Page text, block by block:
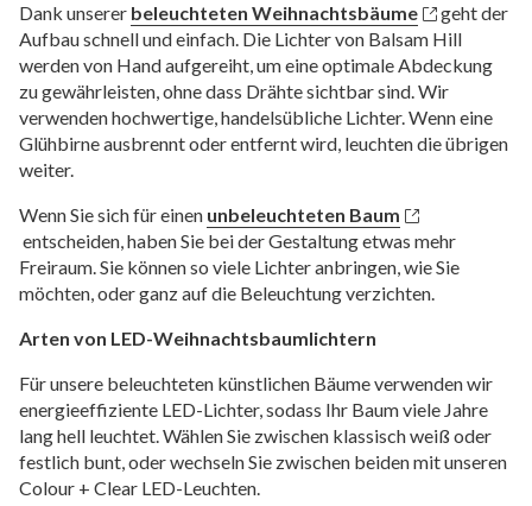
Dank unserer beleuchteten Weihnachtsbäume
geht der
Aufbau schnell und einfach. Die Lichter von Balsam Hill
werden von Hand aufgereiht, um eine optimale Abdeckung
zu gewährleisten, ohne dass Drähte sichtbar sind. Wir
verwenden hochwertige, handelsübliche Lichter. Wenn eine
Glühbirne ausbrennt oder entfernt wird, leuchten die übrigen
weiter.
Wenn Sie sich für einen unbeleuchteten Baum
entscheiden, haben Sie bei der Gestaltung etwas mehr
Freiraum. Sie können so viele Lichter anbringen, wie Sie
möchten, oder ganz auf die Beleuchtung verzichten.
Arten von LED-Weihnachtsbaumlichtern
Für unsere beleuchteten künstlichen Bäume verwenden wir
energieeffiziente LED-Lichter, sodass Ihr Baum viele Jahre
lang hell leuchtet. Wählen Sie zwischen klassisch weiß oder
festlich bunt, oder wechseln Sie zwischen beiden mit unseren
Colour + Clear LED-Leuchten.